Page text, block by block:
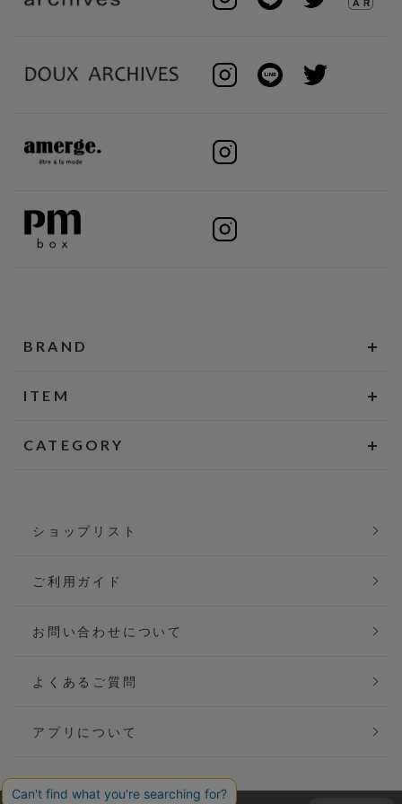
BRAND
ITEM
CATEGORY
ショップリスト
ご利用ガイド
お問い合わせについて
よくあるご質問
アプリについて